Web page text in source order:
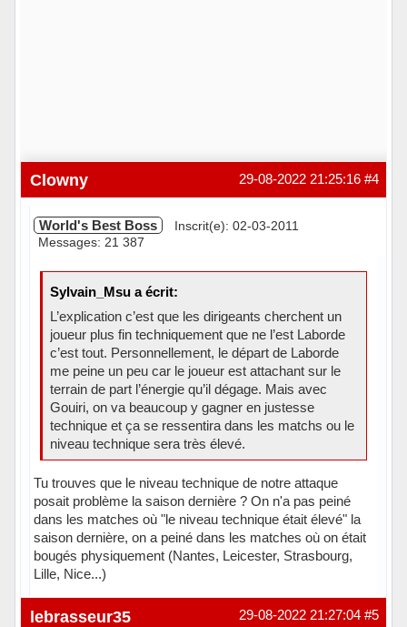
#4
29-08-2022 21:25:16
Clowny
World's Best Boss
Inscrit(e): 02-03-2011
Messages: 21 387
Sylvain_Msu a écrit:
L’explication c’est que les dirigeants cherchent un
joueur plus fin techniquement que ne l’est Laborde
c’est tout. Personnellement, le départ de Laborde
me peine un peu car le joueur est attachant sur le
terrain de part l’énergie qu’il dégage. Mais avec
Gouiri, on va beaucoup y gagner en justesse
technique et ça se ressentira dans les matchs ou le
niveau technique sera très élevé.
Tu trouves que le niveau technique de notre attaque
posait problème la saison dernière ? On n'a pas peiné
dans les matches où "le niveau technique était élevé" la
saison dernière, on a peiné dans les matches où on était
bougés physiquement (Nantes, Leicester, Strasbourg,
Lille, Nice...)
Hors ligne #5
29-08-2022 21:27:04
lebrasseur35